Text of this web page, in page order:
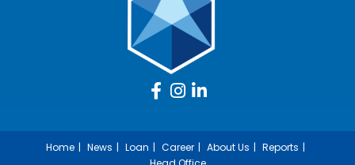
Home News Loan Career About Us
Reports